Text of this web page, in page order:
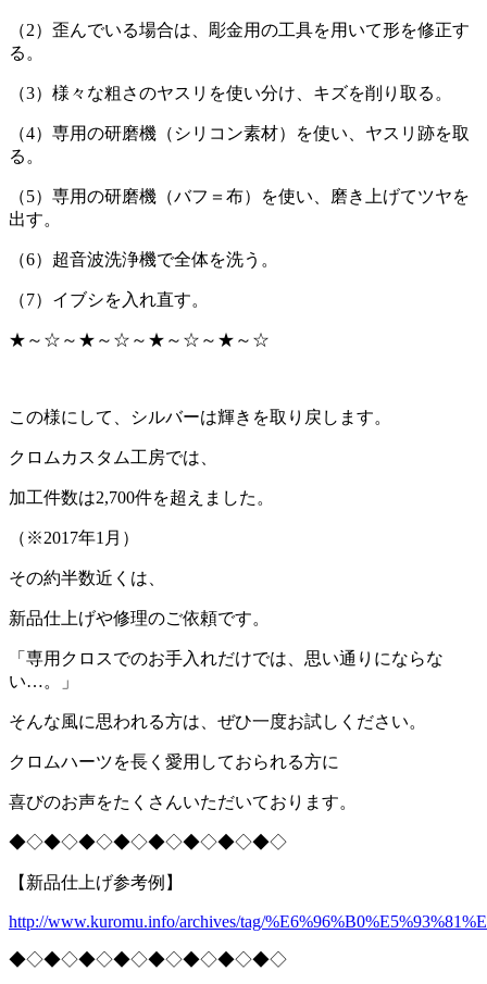
（2）歪んでいる場合は、彫金用の工具を用いて形を修正す
る。
（3）様々な粗さのヤスリを使い分け、キズを削り取る。
（4）専用の研磨機（シリコン素材）を使い、ヤスリ跡を取
る。
（5）専用の研磨機（バフ＝布）を使い、磨き上げてツヤを
出す。
（6）超音波洗浄機で全体を洗う。
（7）イブシを入れ直す。
★～☆～★～☆～★～☆～★～☆
この様にして、シルバーは輝きを取り戻します。
クロムカスタム工房では、
加工件数は2,700件を超えました。
（※2017年1月）
その約半数近くは、
新品仕上げや修理のご依頼です。
「専用クロスでのお手入れだけでは、思い通りにならな
い…。」
そんな風に思われる方は、ぜひ一度お試しください。
クロムハーツを長く愛用しておられる方に
喜びのお声をたくさんいただいております。
◆◇◆◇◆◇◆◇◆◇◆◇◆◇◆◇
【新品仕上げ参考例】
http://www.kuromu.info/archives/tag/
◆◇◆◇◆◇◆◇◆◇◆◇◆◇◆◇